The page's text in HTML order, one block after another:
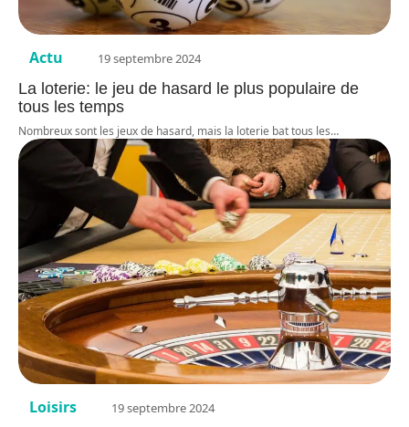
Actu 19 septembre 2024
La loterie: le jeu de hasard le plus populaire de
tous les temps
Nombreux sont les jeux de hasard, mais la loterie bat tous les…
Loisirs 19 septembre 2024